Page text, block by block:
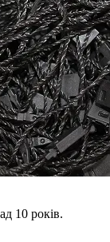
10 років.